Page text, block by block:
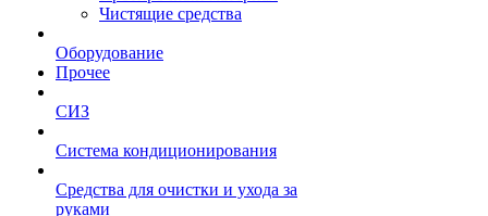
Чистящие средства
Оборудование
Прочее
СИЗ
Система кондиционирования
Средства для очистки и ухода за
руками